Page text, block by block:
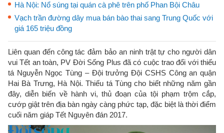
Hà Nội: Nổ súng tại quán cà phê trên phố Phan Bội Châu
Vạch trần đường dây mua bán bào thai sang Trung Quốc với
giá 165 triệu đồng
Liên quan đến công tác đảm bảo an ninh trật tự cho người dân
vui Tết an toàn, PV Đời Sống Plus đã có cuộc trao đổi với thiếu
tá Nguyễn Ngọc Tùng – Đội trưởng Đội CSHS Công an quận
Hai Bà Trưng, Hà Nội. Thiếu tá Tùng cho biết những năm gần
đây, diễn biến về hành vi, thủ đoạn của tội phạm trộm cắp,
cướp giật trên địa bàn ngày càng phức tạp, đặc biệt là thời điểm
cuối năm giáp Tết Nguyên đán 2017.